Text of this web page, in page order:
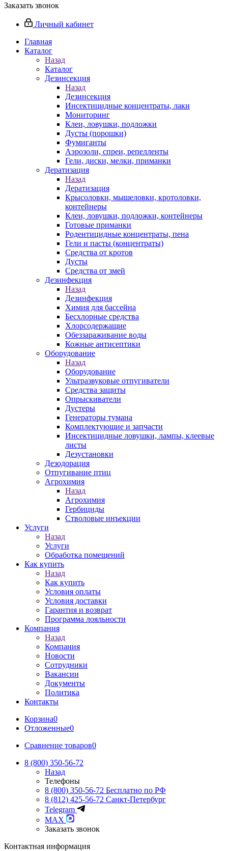
Заказать звонок
Личный кабинет
Главная
Каталог
Назад
Каталог
Дезинсекция
Назад
Дезинсекция
Инсектицидные концентраты, лаки
Мониторинг
Клеи, ловушки, подложки
Дусты (порошки)
Фумиганты
Аэрозоли, спреи, репелленты
Гели, диски, мелки, приманки
Дератизация
Назад
Дератизация
Крысоловки, мышеловки, кротоловки,
контейнеры
Клеи, ловушки, подложки, контейнеры
Готовые приманки
Родентицидные концентраты, пена
Гели и пасты (концентраты)
Средства от кротов
Дусты
Средства от змей
Дезинфекция
Назад
Дезинфекция
Химия для бассейна
Бесхлорные средства
Хлорсодержащие
Обеззараживание воды
Кожные антисептики
Оборудование
Назад
Оборудование
Ультразвуковые отпугиватели
Средства защиты
Опрыскиватели
Дустеры
Генераторы тумана
Комплектующие и запчасти
Инсектицидные ловушки, лампы, клеевые
листы
Дезустановки
Дезодорация
Отпугивание птиц
Агрохимия
Назад
Агрохимия
Гербициды
Стволовые инъекции
Услуги
Назад
Услуги
Обработка помещений
Как купить
Назад
Как купить
Условия оплаты
Условия доставки
Гарантия и возврат
Программа лояльности
Компания
Назад
Компания
Новости
Сотрудники
Вакансии
Документы
Политика
Контакты
Корзина0
Отложенные0
Сравнение товаров0
8 (800) 350-56-72
Назад
Телефоны
8 (800) 350-56-72 Бесплатно по РФ
8 (812) 425-56-72 Санкт-Петербург
Telegram
MAX
Заказать звонок
Контактная информация